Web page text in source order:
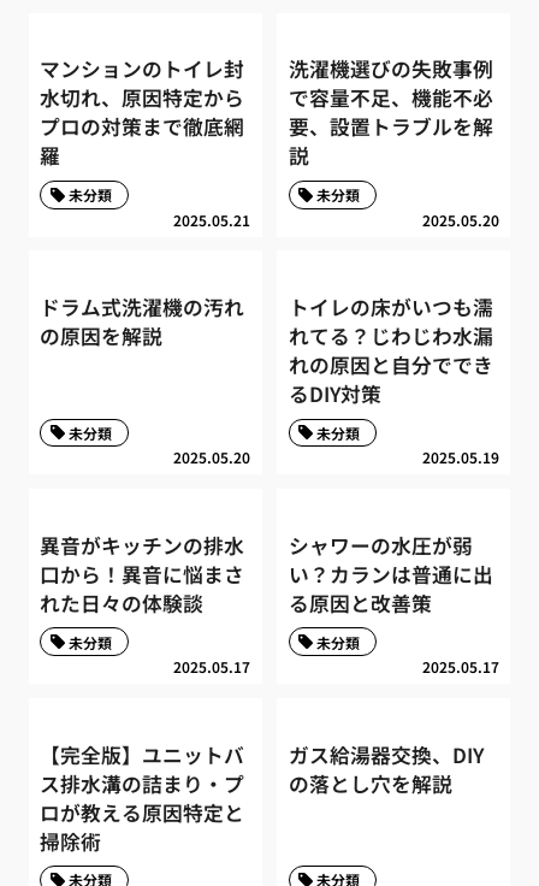
マンションのトイレ封
水切れ、原因特定から
プロの対策まで徹底網
羅
2025.05.21
未分類
洗濯機選びの失敗事例
で容量不足、機能不必
要、設置トラブルを解
説
2025.05.20
未分類
ドラム式洗濯機の汚れ
の原因を解説
2025.05.20
未分類
トイレの床がいつも濡
れてる？じわじわ水漏
れの原因と自分ででき
るDIY対策
2025.05.19
未分類
異音がキッチンの排水
口から！異音に悩まさ
れた日々の体験談
2025.05.17
未分類
シャワーの水圧が弱
い？カランは普通に出
る原因と改善策
2025.05.17
未分類
【完全版】ユニットバ
ス排水溝の詰まり・プ
ロが教える原因特定と
掃除術
未分類
ガス給湯器交換、DIY
の落とし穴を解説
未分類